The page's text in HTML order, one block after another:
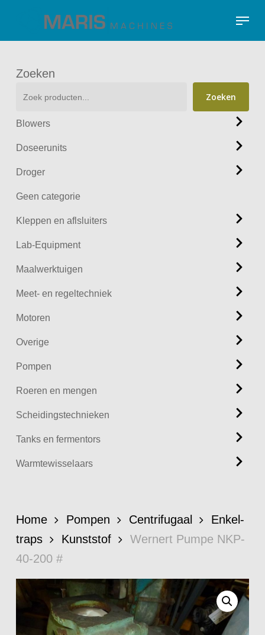
main
Menu
Zoeken
Zoeken
Blowers
Doseerunits
Droger
Geen categorie
Kleppen en aflsluiters
Lab-Equipment
Maalwerktuigen
Meet- en regeltechniek
Motoren
Overige
Pompen
Roeren en mengen
Scheidingstechnieken
Tanks en fermentors
Warmtewisselaars
Home Pompen Centrifugaal
Enkel-
traps
Kunststof
Wernert Pumpe NKP-
40-200 #
Close